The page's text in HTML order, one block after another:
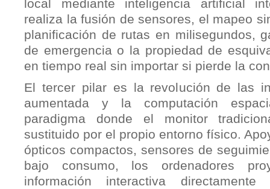
local mediante inteligencia artificial
realiza la fusión de sensores, el mapeo
planificación de rutas en milisegundos,
de emergencia o la propiedad de
en tiempo real sin importar si pierde la
El tercer pilar es la revolución de las
aumentada y la computación
paradigma donde el monitor
sustituido por el propio entorno físico.
ópticos compactos, sensores de
bajo consumo, los ordenadores
información interactiva